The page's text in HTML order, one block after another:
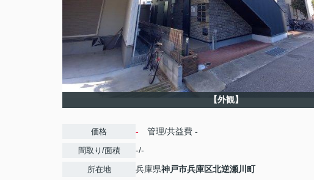
【外観】
価格 - 管理/共益費 -
間取り/面積 -/-
所在地 兵庫県神戸市兵庫区北逆瀬川町